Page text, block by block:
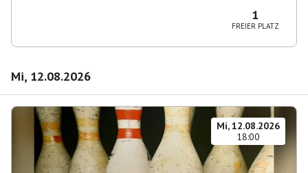
1
FREIER PLATZ
Mi, 12.08.2026
Mi, 12.08.2026
18:00